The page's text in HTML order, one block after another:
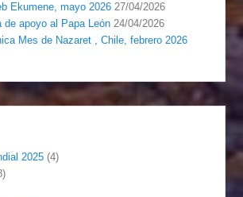
Ekumene, mayo 2026 27/04/2026
de apoyo al Papa León 24/04/2026
Mes de Nazaret , Chile, febrero 2026
2025 (4)